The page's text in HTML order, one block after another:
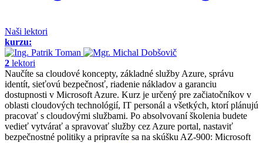
Naši lektori
kurzu:
2 lektori
Naučíte sa cloudové koncepty, základné služby Azure, správu
identít, sieťovú bezpečnosť, riadenie nákladov a garanciu
dostupnosti v Microsoft Azure. Kurz je určený pre začiatočníkov v
oblasti cloudových technológií, IT personál a všetkých, ktorí plánujú
pracovať s cloudovými službami. Po absolvovaní školenia budete
vedieť vytvárať a spravovať služby cez Azure portal, nastaviť
bezpečnostné politiky a pripravíte sa na skúšku AZ-900: Microsoft